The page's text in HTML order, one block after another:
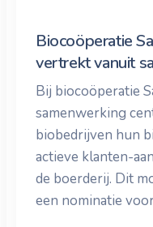
Biocoöperatie
vertrekt vanuit
Bij biocoöperatie
samenwerking
biobedrijven hun
actieve klanten-
de boerderij. Dit
een nominatie